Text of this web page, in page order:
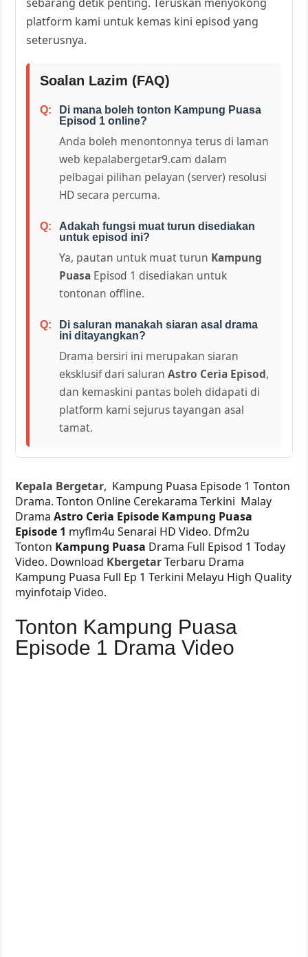
platform kami untuk kemas kini episod yang
seterusnya.
Soalan Lazim (FAQ)
Di mana boleh tonton Kampung Puasa
Episod 1 online?
Anda boleh menontonnya terus di laman
web kepalabergetar9.cam dalam
pelbagai pilihan pelayan (server) resolusi
HD secara percuma.
Adakah fungsi muat turun disediakan
untuk episod ini?
Ya, pautan untuk muat turun Kampung
Puasa Episod 1 disediakan untuk
tontonan offline.
Di saluran manakah siaran asal drama
ini ditayangkan?
Drama bersiri ini merupakan siaran
eksklusif dari saluranAstro Ceria Episod,
dan kemaskini pantas boleh didapati di
platform kami sejurus tayangan asal
tamat.
Kepala Bergetar, Kampung Puasa Episode 1 Tonton
Drama. Tonton Online Cerekarama Terkini Malay
DramaAstro Ceria Episode Kampung Puasa
Episode 1 myflm4u Senarai HD Video. Dfm2u
Tonton Kampung Puasa Drama Full Episod 1 Today
Video. Download KbergetarTerbaru Drama
Kampung Puasa Full Ep 1 Terkini Melayu High Quality
myinfotaip Video.
Tonton Kampung Puasa
Episode 1 Drama Video